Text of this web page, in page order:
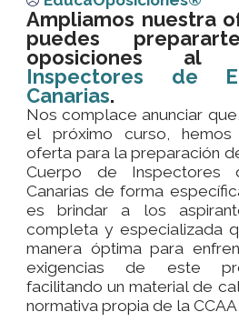
Ampliamos nuestra
puedes
oposiciones al
Inspectores de
Canarias.
Nos complace anunciar
el próximo curso, hemos
oferta para la preparación
Cuerpo de Inspectores
Canarias de forma
es brindar a los
completa y especializada
manera óptima para
exigencias de este
facilitando un material de
normativa propia de la CCAA